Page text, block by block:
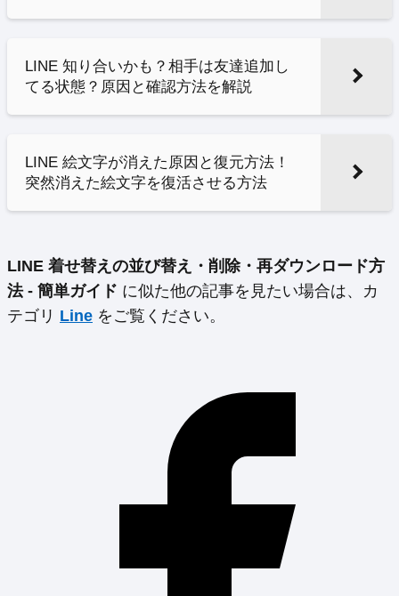
LINE 知り合いかも？相手は友達追加し
てる状態？原因と確認方法を解説
LINE 絵文字が消えた原因と復元方法！
突然消えた絵文字を復活させる方法
LINE 着せ替えの並び替え・削除・再ダウンロード方
法 - 簡単ガイド に似た他の記事を見たい場合は、カ
テゴリ Line をご覧ください。